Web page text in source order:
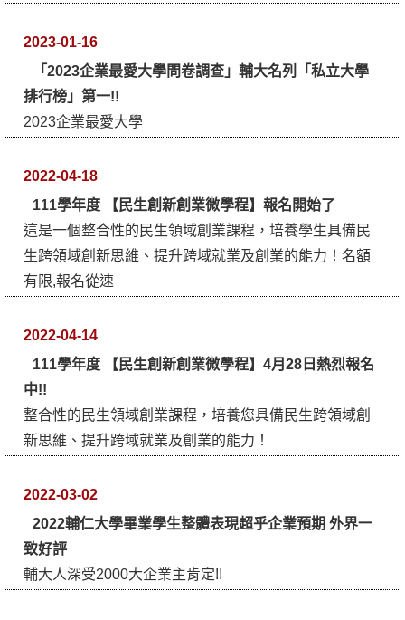
2023-01-16
「2023企業最愛大學問卷調查」輔大名列「私立大學
排行榜」第一!!
2023企業最愛大學
2022-04-18
111學年度 【民生創新創業微學程】報名開始了
這是一個整合性的民生領域創業課程，培養學生具備民
生跨領域創新思維、提升跨域就業及創業的能力！名額
有限,報名從速
2022-04-14
111學年度 【民生創新創業微學程】4月28日熱烈報名
中!!
整合性的民生領域創業課程，培養您具備民生跨領域創
新思維、提升跨域就業及創業的能力！
2022-03-02
2022輔仁大學畢業學生整體表現超乎企業預期 外界一
致好評
輔大人深受2000大企業主肯定!!